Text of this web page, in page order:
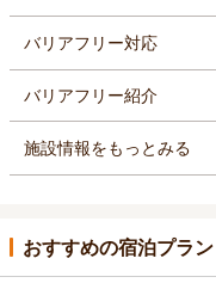
バリアフリー対応
バリアフリー紹介
施設情報をもっとみる
おすすめの宿泊プラン